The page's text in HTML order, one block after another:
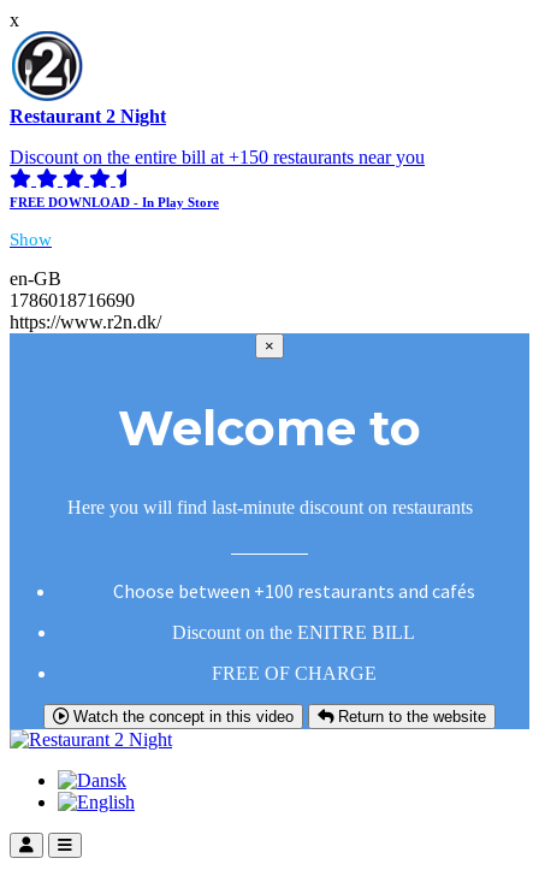
x
Restaurant 2 Night
Discount on the entire bill at +150 restaurants near you
FREE DOWNLOAD - In Play Store
Show
en-GB
1786018716690
https://www.r2n.dk/
×
Welcome to
Here you will find last-minute discount on restaurants
Choose between +100 restaurants and cafés
Discount on the ENITRE BILL
FREE OF CHARGE
Watch the concept in this video Return to the website